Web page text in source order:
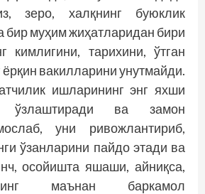
зеро, халқнинг буюклик
бир муҳим жиҳатларидан бири
кимлигини, тарихини, ўтган
вакилларини унутмайди.
ишларининг энг яхши
ўзлаштиради ва замон
уни ривожлантириб,
ўзанларини пайдо этади ва
осойишта яшаши, айниқса,
маънан баркамол